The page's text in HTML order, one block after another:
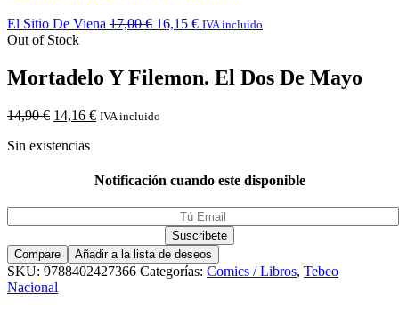
El Sitio De Viena 17,00€ 16,15 € IVA incluido
Out of Stock
Mortadelo Y Filemon. El Dos De Mayo
14,90€ 14,16 € IVA incluido
Sin existencias
Notificación cuando este disponible
Compare Añadir a la lista de deseos
SKU: 9788402427366 Categorías: Comics / Libros, Tebeo
Nacional